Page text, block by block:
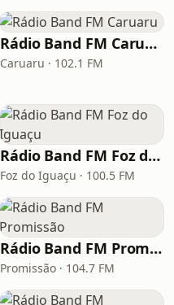
Rádio Band FM Caruaru
Caruaru · 102.1 FM
Rádio Band FM Foz do Iguaçu
Foz do Iguaçu · 100.5 FM
Rádio Band FM Promissão
Promissão · 104.7 FM